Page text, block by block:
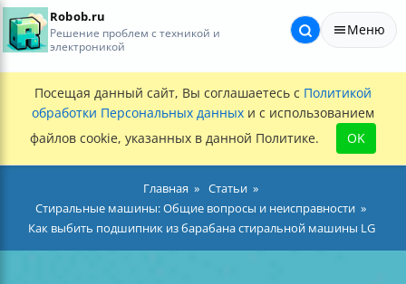
Robob.ru
Решение проблем с техникой и
электроникой
Меню
Посещая данный сайт, Вы соглашаетесь с Политикой
обработки Персональных данных и с использованием
файлов cookie, указанных в данной Политике.
OK
Главная
Статьи
Стиральные машины: Общие вопросы и неисправности
Как выбить подшипник из барабана стиральной машины LG